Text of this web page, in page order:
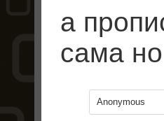
а
сама
Anonymous